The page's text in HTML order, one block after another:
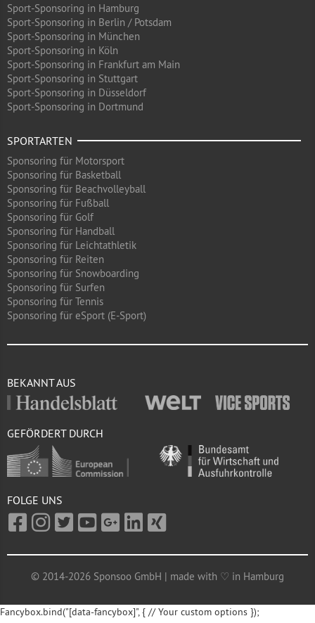
Sport-Sponsoring in Hamburg
Sport-Sponsoring in Berlin / Potsdam
Sport-Sponsoring in München
Sport-Sponsoring in Köln
Sport-Sponsoring in Frankfurt am Main
Sport-Sponsoring in Stuttgart
Sport-Sponsoring in Düsseldorf
Sport-Sponsoring in Dortmund
SPORTARTEN
Sponsoring für Motorsport
Sponsoring für Basketball
Sponsoring für Beachvolleyball
Sponsoring für Fußball
Sponsoring für Golf
Sponsoring für Handball
Sponsoring für Leichtathletik
Sponsoring für Reiten
Sponsoring für Snowboarding
Sponsoring für Surfen
Sponsoring für Tennis
Sponsoring für eSport (E-Sport)
BEKANNT AUS
GEFÖRDERT DURCH
FOLGE UNS
© 2014-2026 Sponsoo GmbH | made with ♡ in Hamburg
Fancybox.bind("[data-fancybox]", { // Your custom options });